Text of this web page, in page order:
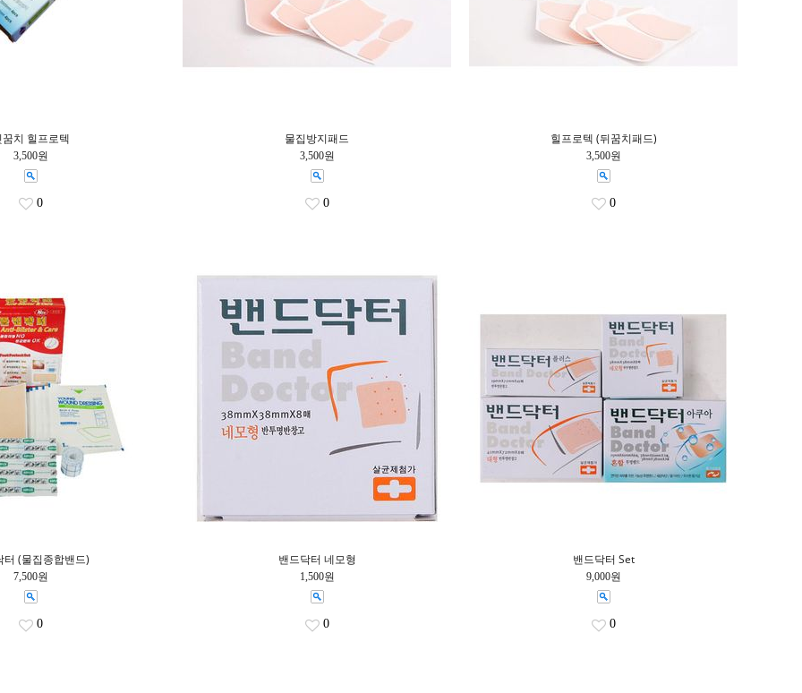
치 힐프로텍
3,500원
0
물집방지패드
3,500원
0
힐프로텍 (뒤꿈치패드)
3,500원
0
터 (물집종합밴드)
7,500원
0
밴드닥터 네모형
1,500원
0
밴드닥터 Set
9,000원
0